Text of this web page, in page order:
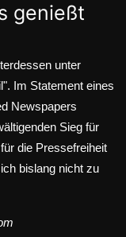
genießt
unter
Im Statement eines
Newspapers
Sieg für
die Pressefreiheit
bislang nicht zu